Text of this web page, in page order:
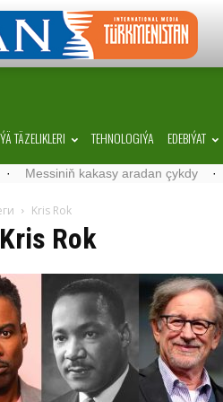
TÄZELIKLERI TEHNOLOGIÝA EDEBIÝAT
kakasy aradan çykdy ·
Kris Rok
Rok